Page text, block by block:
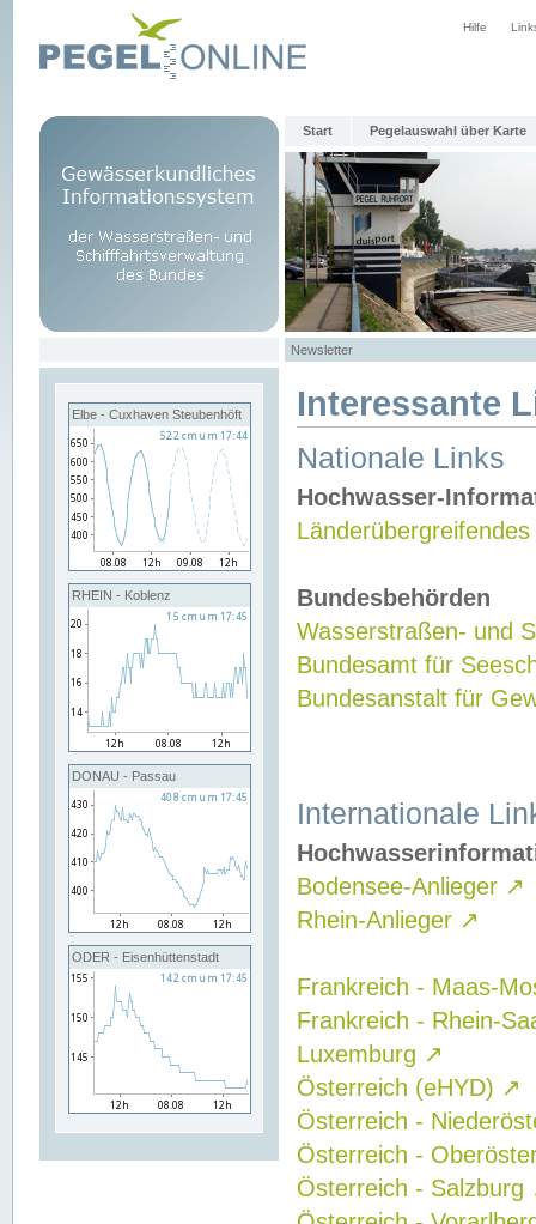
Hilfe
Start Pegelauswahl über Karte
Newsletter
Elbe - Cuxhaven Steubenhöft
RHEIN - Koblenz
DONAU - Passau
ODER - Eisenhüttenstadt
Interessante
Nationale Links
Hochwasser-
Bundesbehörden
Wasserstraßen- und
Bundesamt für
Bundesanstalt für
Internationale
Bodensee-Anlieger ↗
Rhein-Anlieger ↗
Frankreich - Maas-
Frankreich - Rhein-
Luxemburg ↗
Österreich (eHYD) ↗
Österreich -
Österreich -
Österreich - Salzburg